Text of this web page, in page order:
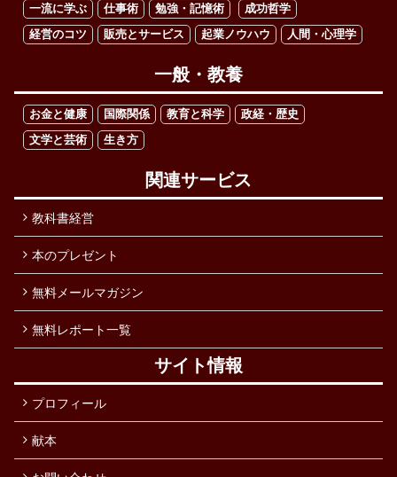
一流に学ぶ 仕事術 勉強・記憶術
成功哲学
経営のコツ
販売とサービス 起業ノウハウ 人間・心理学
一般・教養
お金と健康 国際関係 教育と科学
政経・歴史
文学と芸術
生き方
関連サービス
教科書経営
本のプレゼント
無料メールマガジン
無料レポート一覧
サイト情報
プロフィール
献本